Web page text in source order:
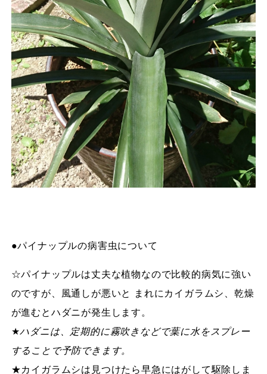
●パイナップルの病害虫について
☆パイナップルは丈夫な植物なので比較的病気に強い
のですが、風通しが悪いと まれにカイガラムシ、乾燥
が進むとハダニが発生します。
★ハダニは、定期的に霧吹きなどで葉に水をスプレー
することで予防できます。
★カイガラムシは見つけたら早急にはがして駆除しま